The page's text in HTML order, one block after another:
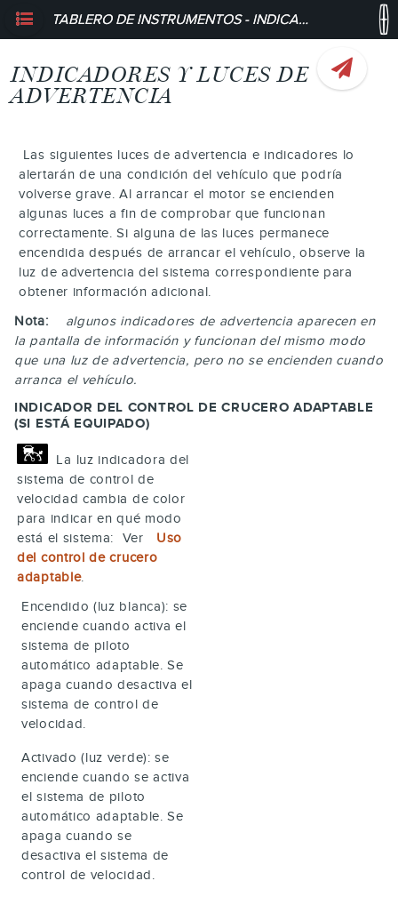
TABLERO DE INSTRUMENTOS - INDICADORES Y LUCES DE ADVERTENCIA
INDICADORES Y LUCES DE
ADVERTENCIA
Las siguientes luces de advertencia e indicadores lo
alertarán de una condición del vehículo que podría
volverse grave. Al arrancar el motor se encienden
algunas luces a fin de comprobar que funcionan
correctamente. Si alguna de las luces permanece
encendida después de arrancar el vehículo, observe la
luz de advertencia del sistema correspondiente para
obtener información adicional.
Nota:
algunos indicadores de advertencia aparecen en
la pantalla de información y funcionan del mismo modo
que una luz de advertencia, pero no se encienden cuando
arranca el vehículo.
INDICADOR DEL CONTROL DE CRUCERO ADAPTABLE
(SI ESTÁ EQUIPADO)
La luz indicadora del
sistema de control de
velocidad cambia de color
para indicar en qué modo
está el sistema: Ver Uso
del control de crucero
adaptable.
Encendido (luz blanca): se
enciende cuando activa el
sistema de piloto
automático adaptable. Se
apaga cuando desactiva el
sistema de control de
velocidad.
Activado (luz verde): se
enciende cuando se activa
el sistema de piloto
automático adaptable. Se
apaga cuando se
desactiva el sistema de
control de velocidad.